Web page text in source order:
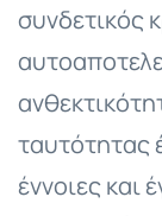
συνδετικός
ταυτότητας
έννοιες και